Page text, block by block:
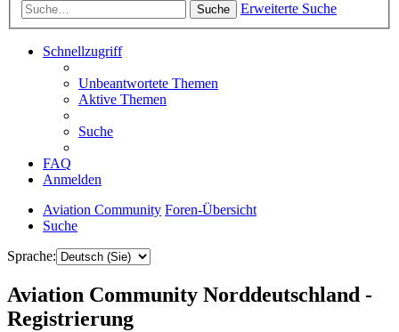
Suche Erweiterte Suche
Schnellzugriff
Unbeantwortete Themen
Aktive Themen
Suche
FAQ
Anmelden
Aviation Community Foren-Übersicht
Suche
Sprache:
Aviation Community Norddeutschland -
Registrierung